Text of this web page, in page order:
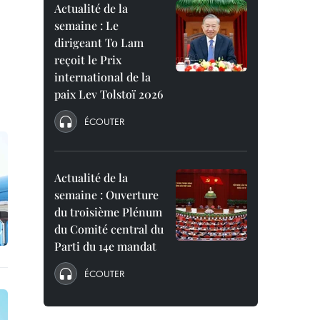
Actualité de la
semaine : Le
dirigeant To Lam
reçoit le Prix
international de la
paix Lev Tolstoï 2026
ÉCOUTER
Actualité de la
semaine : Ouverture
du troisième Plénum
du Comité central du
Parti du 14e mandat
ÉCOUTER